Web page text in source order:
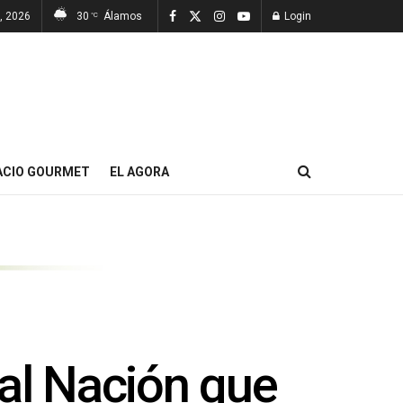
2026 30 °C Álamos Login
GOURMET EL AGORA
Nación que